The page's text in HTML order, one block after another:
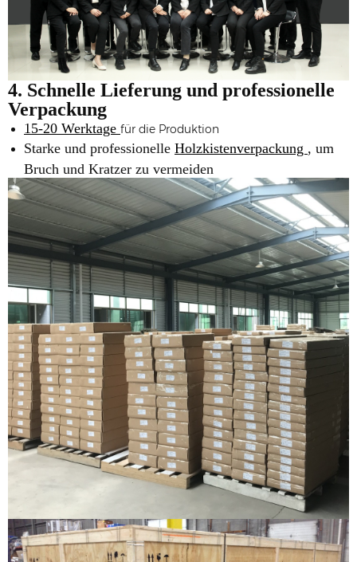
4. Schnelle Lieferung und professionelle
Verpackung
15-20 Werktage für die Produktion
Starke und professionelle Holzkistenverpackung , um
Bruch und Kratzer zu vermeiden